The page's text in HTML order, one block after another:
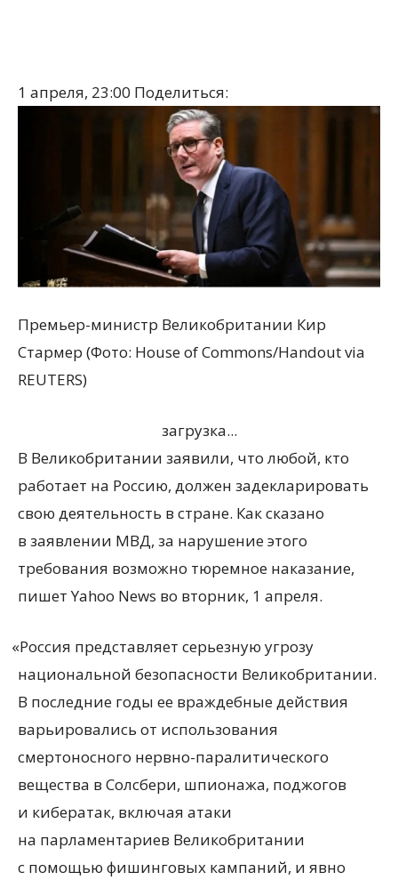
1 апреля, 23:00 Поделиться:
Премьер-министр Великобритании Кир
Стармер (Фото: House of Commons/Handout via
REUTERS)
загрузка...
В Великобритании заявили, что любой, кто
работает на Россию, должен задекларировать
свою деятельность в стране. Как сказано
в заявлении МВД, за нарушение этого
требования возможно тюремное наказание,
пишет Yahoo News во вторник, 1 апреля.
«Россия представляет серьезную угрозу
национальной безопасности Великобритании.
В последние годы ее враждебные действия
варьировались от использования
смертоносного нервно-паралитического
вещества в Солсбери, шпионажа, поджогов
и кибератак, включая атаки
на парламентариев Великобритании
с помощью фишинговых кампаний, и явно